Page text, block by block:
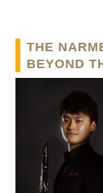
THE
BEYOND